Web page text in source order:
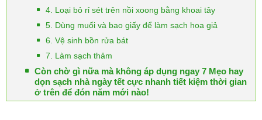
4. Loại bỏ rỉ sét trên nồi xoong bằng khoai tây
5. Dùng muối và bao giấy để làm sạch hoa giả
6. Vệ sinh bồn rửa bát
7. Làm sạch thảm
Còn chờ gì nữa mà không áp dụng ngay 7 Mẹo hay
dọn sạch nhà ngày tết cực nhanh tiết kiệm thời gian
ở trên để đón năm mới nào!